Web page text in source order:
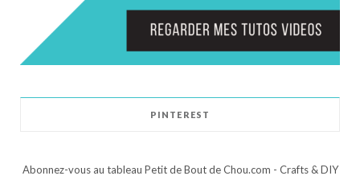
PINTEREST
Abonnez-vous au tableau Petit de Bout de Chou.com - Crafts & DIY